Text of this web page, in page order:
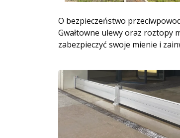
O bezpieczeństwo
Gwałtowne ulewy oraz roztopy
zabezpieczyć swoje mienie i